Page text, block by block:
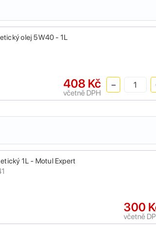
olej 5W40 - 1L
408 Kč
včetně DPH
1L - Motul Expert
300
včetně